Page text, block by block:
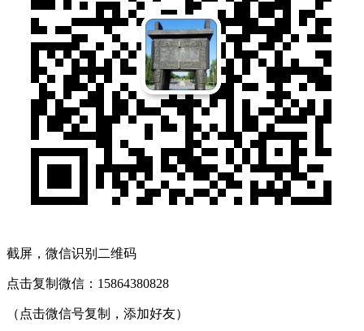
截屏，微信识别二维码
点击复制微信：15864380828
（点击微信号复制，添加好友）